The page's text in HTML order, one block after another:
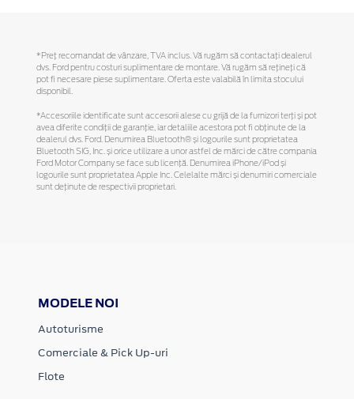
*Preţ recomandat de vânzare, TVA inclus. Vă rugăm să contactaţi dealerul
dvs. Ford pentru costuri suplimentare de montare. Vă rugăm să reţineţi că
pot fi necesare piese suplimentare. Oferta este valabilă în limita stocului
disponibil.
*Accesoriile identificate sunt accesorii alese cu grijă de la furnizori terți și pot
avea diferite condiții de garanție, iar detaliile acestora pot fi obținute de la
dealerul dvs. Ford. Denumirea Bluetooth® și logourile sunt proprietatea
Bluetooth SIG, Inc. și orice utilizare a unor astfel de mărci de către compania
Ford Motor Company se face sub licență. Denumirea iPhone/iPod și
logourile sunt proprietatea Apple Inc. Celelalte mărci și denumiri comerciale
sunt deținute de respectivii proprietari.
MODELE NOI
Autoturisme
Comerciale & Pick Up-uri
Flote